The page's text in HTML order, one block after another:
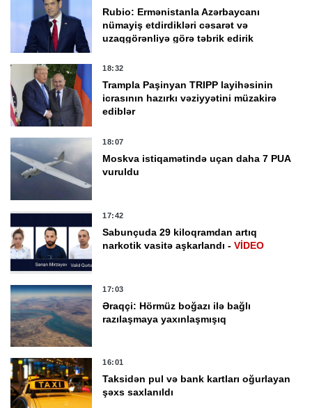
Rubio: Ermənistanla Azərbaycanı
nümayiş etdirdikləri cəsarət və
uzaqgörənliyə görə təbrik edirik
18:32
Trampla Paşinyan TRIPP layihəsinin
icrasının hazırkı vəziyyətini müzakirə
ediblər
18:07
Moskva istiqamətində uçan daha 7 PUA
vuruldu
17:42
Sabunçuda 29 kiloqramdan artıq
narkotik vasitə aşkarlandı -VİDEO
17:03
Əraqçi: Hörmüz boğazı ilə bağlı
razılaşmaya yaxınlaşmışıq
16:01
Taksidən pul və bank kartları oğurlayan
şəxs saxlanıldı